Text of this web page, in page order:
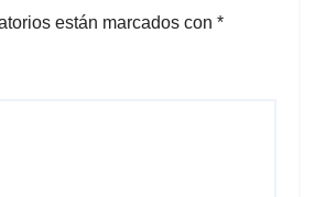
están marcados con *